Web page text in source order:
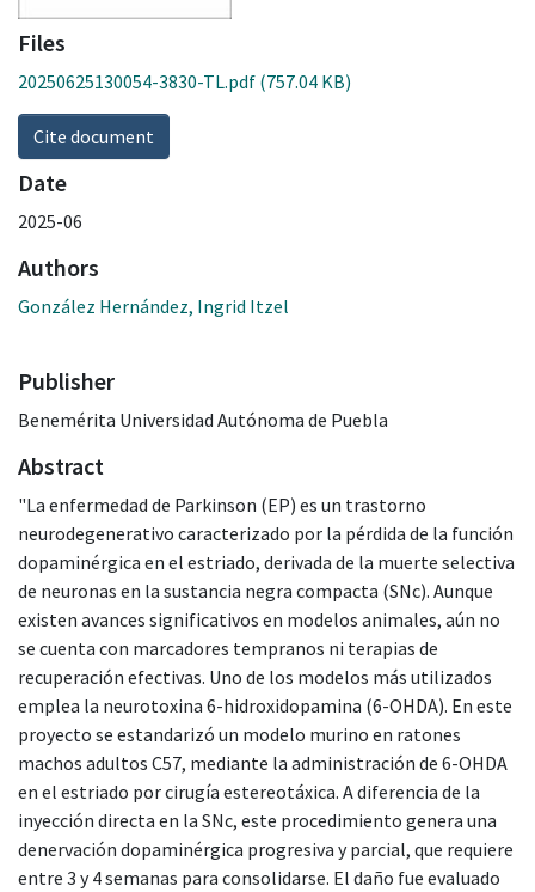
Files
20250625130054-3830-TL.pdf (757.04 KB)
Cite document
Date
2025-06
Authors
González Hernández, Ingrid Itzel
Publisher
Benemérita Universidad Autónoma de Puebla
Abstract
"La enfermedad de Parkinson (EP) es un trastorno
neurodegenerativo caracterizado por la pérdida de la función
dopaminérgica en el estriado, derivada de la muerte selectiva
de neuronas en la sustancia negra compacta (SNc). Aunque
existen avances significativos en modelos animales, aún no
se cuenta con marcadores tempranos ni terapias de
recuperación efectivas. Uno de los modelos más utilizados
emplea la neurotoxina 6-hidroxidopamina (6-OHDA). En este
proyecto se estandarizó un modelo murino en ratones
machos adultos C57, mediante la administración de 6-OHDA
en el estriado por cirugía estereotáxica. A diferencia de la
inyección directa en la SNc, este procedimiento genera una
denervación dopaminérgica progresiva y parcial, que requiere
entre 3 y 4 semanas para consolidarse. El daño fue evaluado